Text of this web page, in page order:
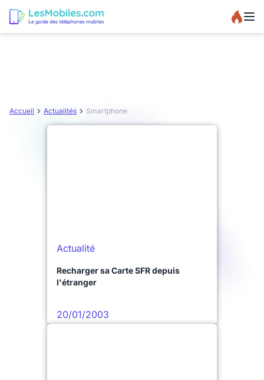
Accueil Actualités Smartphone
Actualité
Recharger sa Carte SFR depuis
l'étranger
20/01/2003